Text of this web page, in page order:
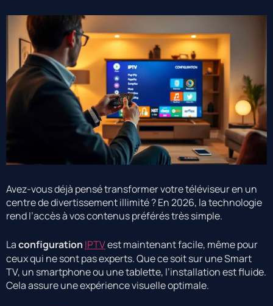
Avez-vous déjà pensé transformer votre téléviseur en un
centre de divertissement illimité ? En 2026, la technologie
rend l’accès à vos contenus préférés très simple.
Laconfiguration IPTVest maintenant facile, même pour
ceux qui ne sont pas experts. Que ce soit sur une Smart
TV, un smartphone ou une tablette, l’installation est fluide.
Cela assure une expérience visuelle optimale.